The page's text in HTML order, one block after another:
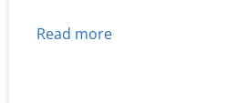
Read more